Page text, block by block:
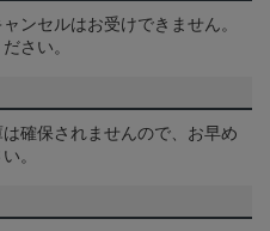
ンセルはお受けできません。
さい。
確保されませんので、お早め
。